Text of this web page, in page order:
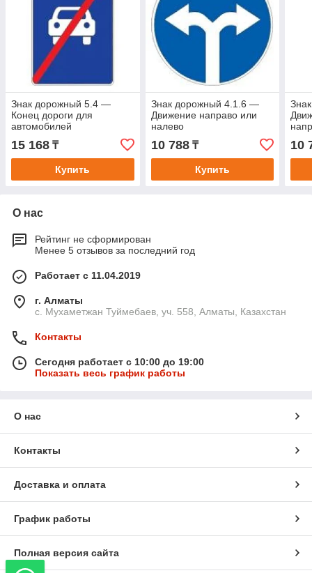
Знак дорожный 5.4 —
Конец дороги для
автомобилей
15 168 ₸
Купить
Знак дорожный 4.1.6 —
Движение направо или
налево
10 788₸
Купить
10
О нас
Рейтинг не сформирован
Менее 5 отзывов за последний год
Работает с 11.04.2019
г. Алматы
с. Мухаметжан Туймебаев, уч. 558, Алматы, Казахстан
Контакты
Сегодня работает с 10:00 до 19:00
Показать весь график работы
О нас
Контакты
Доставка и оплата
График работы
Полная версия сайта